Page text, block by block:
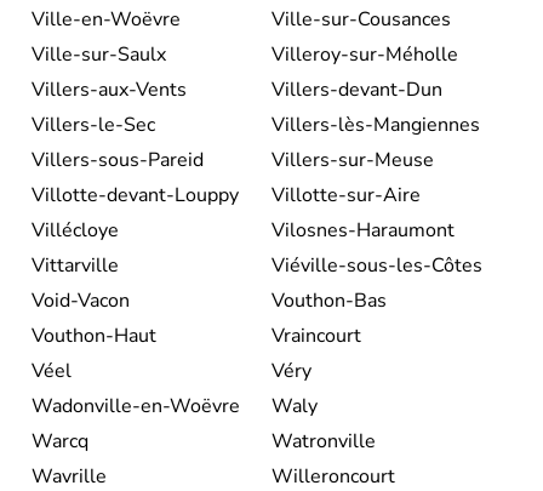
Ville-en-Woëvre
Ville-sur-Cousances
Ville-sur-Saulx
Villeroy-sur-Méholle
Villers-aux-Vents
Villers-devant-Dun
Villers-le-Sec
Villers-lès-Mangiennes
Villers-sous-Pareid
Villers-sur-Meuse
Villotte-devant-Louppy
Villotte-sur-Aire
Villécloye
Vilosnes-Haraumont
Vittarville
Viéville-sous-les-Côtes
Void-Vacon
Vouthon-Bas
Vouthon-Haut
Vraincourt
Véel
Véry
Wadonville-en-Woëvre
Waly
Warcq
Watronville
Wavrille
Willeroncourt